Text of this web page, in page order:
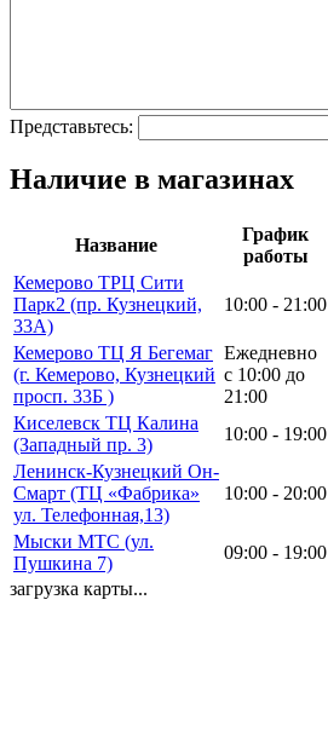
Представьтесь:
Наличие в магазинах
Название
График
работы
Кемерово ТРЦ Сити
Парк2 (пр. Кузнецкий,
33А)
10:00 - 21:00
Кемерово ТЦ Я Бегемаг
(г. Кемерово, Кузнецкий
просп. 33Б )
Ежедневно
с 10:00 до
21:00
Киселевск ТЦ Калина
(Западный пр. 3)
10:00 - 19:00
Ленинск-Кузнецкий Он-
Смарт (ТЦ «Фабрика»
ул. Телефонная,13)
10:00 - 20:00
Мыски МТС (ул.
Пушкина 7)
09:00 - 19:00
загрузка карты...